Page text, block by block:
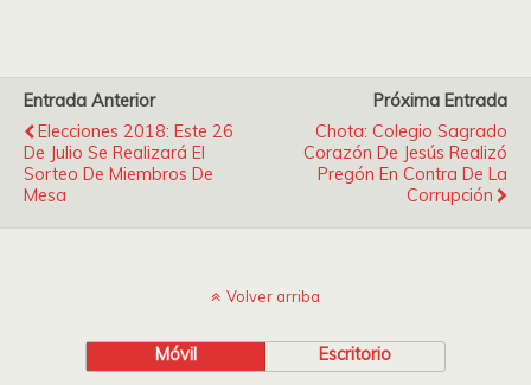
Entrada Anterior
Elecciones 2018: Este 26
De Julio Se Realizará El
Sorteo De Miembros De
Mesa
Próxima Entrada
Chota: Colegio Sagrado
Corazón De Jesús Realizó
Pregón En Contra De La
Corrupción
Volver arriba
Móvil Escritorio